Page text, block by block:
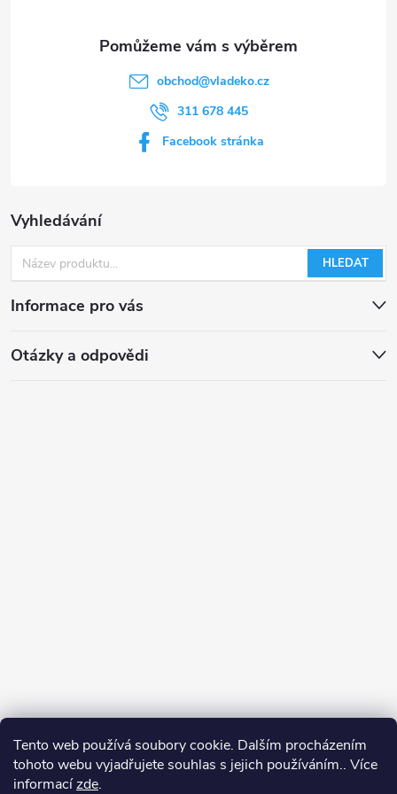
Tento web používá soubory cookie. Dalším procházením
tohoto webu vyjadřujete souhlas s jejich používáním.. Více
informacízde.
Vyhledávání
HLEDAT
Informace pro vás
Otázky a odpovědi
obchod@vladeko.cz
311 678 445
Facebook stránka
Spolupracujeme